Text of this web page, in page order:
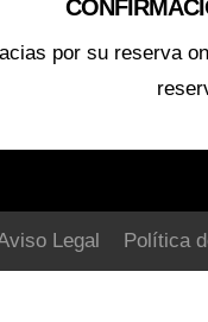
por su reserva
Legal Política